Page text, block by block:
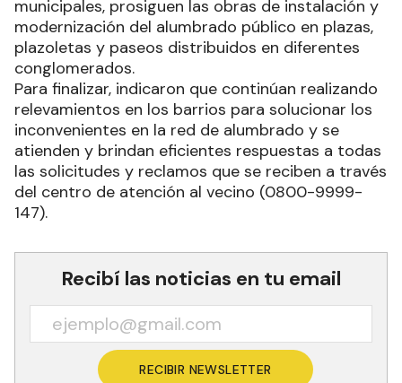
municipales, prosiguen las obras de instalación y
modernización del alumbrado público en plazas,
plazoletas y paseos distribuidos en diferentes
conglomerados.
Para finalizar, indicaron que continúan realizando
relevamientos en los barrios para solucionar los
inconvenientes en la red de alumbrado y se
atienden y brindan eficientes respuestas a todas
las solicitudes y reclamos que se reciben a través
del centro de atención al vecino (0800-9999-
147).
Recibí las noticias en tu email
RECIBIR NEWSLETTER